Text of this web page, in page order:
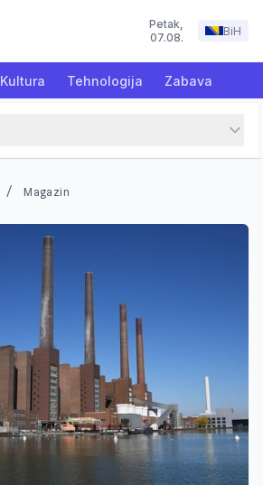
Petak,
07.08.
BiH
Kultura Tehnologija Zabava
/ Magazin